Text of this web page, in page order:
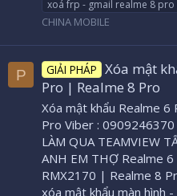
xoá frp - gmail realme 8 pro
CHINA MOBILE
P GIẢI PHÁP Xóa mật
Pro | Realme 8 Pro
Xóa mật khẩu Realme
Pro Viber :
LÀM QUA TEAMVIEW
ANH EM THỢ Realme
RMX2170 | Realme 8
xóa mật khẩu màn hình